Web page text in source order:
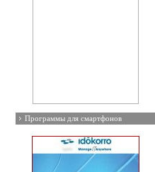
Программы для смартфонов